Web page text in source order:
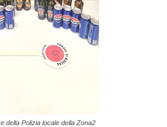
della Polizia locale della Zona2